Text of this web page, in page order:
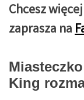
Chcesz
zaprasza na
King